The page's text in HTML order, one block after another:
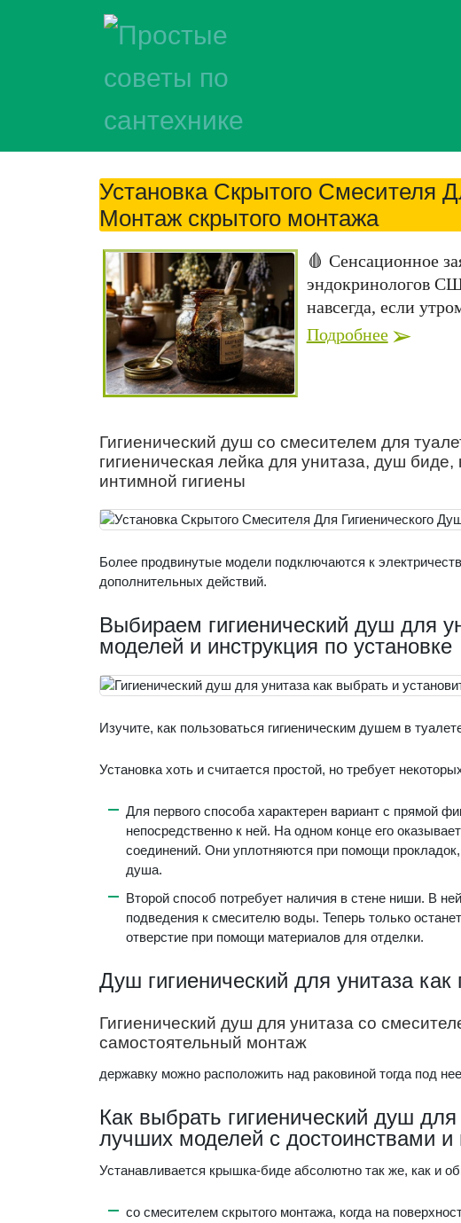
Установка Скрытого Смесителя
Монтаж скрытого монтажа
🩸 Сенсационное
эндокринологов
навсегда, если
Подробнее
Гигиенический душ со смесителем для
гигиеническая лейка для унитаза, душ
интимной гигиены
Более продвинутые модели подключаются к
дополнительных действий.
Выбираем гигиенический душ для
моделей и инструкция по установке
Изучите, как пользоваться гигиеническим душем в
Установка хоть и считается простой, но требует
Для первого способа характерен вариант с прямой
непосредственно к ней. На одном конце его
соединений. Они уплотняются при помощи
душа.
Второй способ потребует наличия в стене ниши. В
подведения к смесителю воды. Теперь только
отверстие при помощи материалов для отделки.
Душ гигиенический для унитаза как
Гигиенический душ для унитаза со
самостоятельный монтаж
державку можно расположить над раковиной тогда под
Как выбрать гигиенический душ
лучших моделей с достоинствами и
Устанавливается крышка-биде абсолютно так же, как и
со смесителем скрытого монтажа, когда на